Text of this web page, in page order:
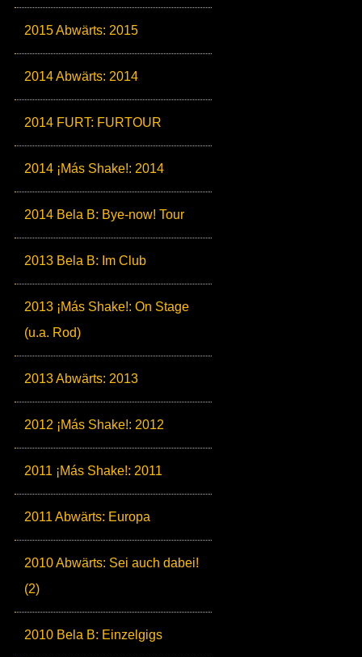
2015 Abwärts: 2015
2014 Abwärts: 2014
2014 FURT: FURTOUR
2014 ¡Más Shake!: 2014
2014 Bela B: Bye-now! Tour
2013 Bela B: Im Club
2013 ¡Más Shake!: On Stage
(u.a. Rod)
2013 Abwärts: 2013
2012 ¡Más Shake!: 2012
2011 ¡Más Shake!: 2011
2011 Abwärts: Europa
2010 Abwärts: Sei auch dabei!
(2)
2010 Bela B: Einzelgigs